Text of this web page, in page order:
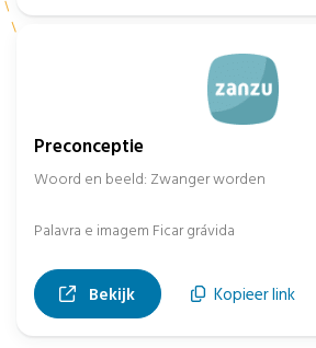
Preconceptie
Woord en beeld: Zwanger worden
Palavra e imagem Ficar grávida
Bekijk, opent in nieuw tabblad
Kopieer link